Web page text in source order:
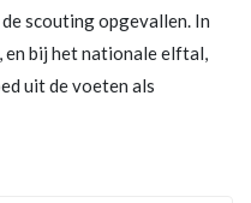
scouting opgevallen. In
en bij het nationale elftal,
uit de voeten als